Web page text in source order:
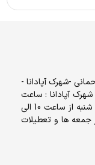
-شهرک آپادانا -
مرکزی شهرک آپادانا : ساعت
کاری داروخانه پشتیبانی سایت : شنبه تا پنج شنبه از ساعت 10 الی
: 9الی 21 به غیر از جمعه ها و تعطیلات